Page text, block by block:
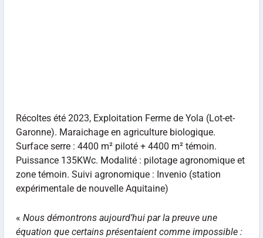
Récoltes été 2023, Exploitation Ferme de Yola (Lot-et-
Garonne). Maraichage en agriculture biologique.
Surface serre : 4400 m² piloté + 4400 m² témoin.
Puissance 135KWc. Modalité : pilotage agronomique et
zone témoin. Suivi agronomique : Invenio (station
expérimentale de nouvelle Aquitaine)
« Nous démontrons aujourd’hui par la preuve une
équation que certains présentaient comme impossible :